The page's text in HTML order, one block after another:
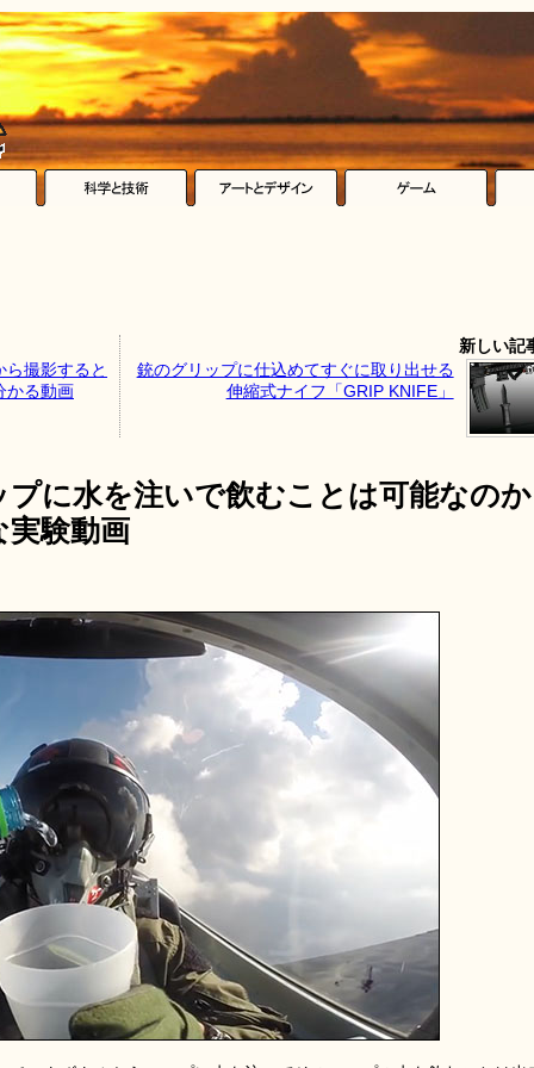
撮影すると
かる動画
新しい記
銃のグリップに仕込めてすぐに取り出せる
伸縮式ナイフ「GRIP KNIFE」
に水を注いで飲むことは可能なのか
実験動画